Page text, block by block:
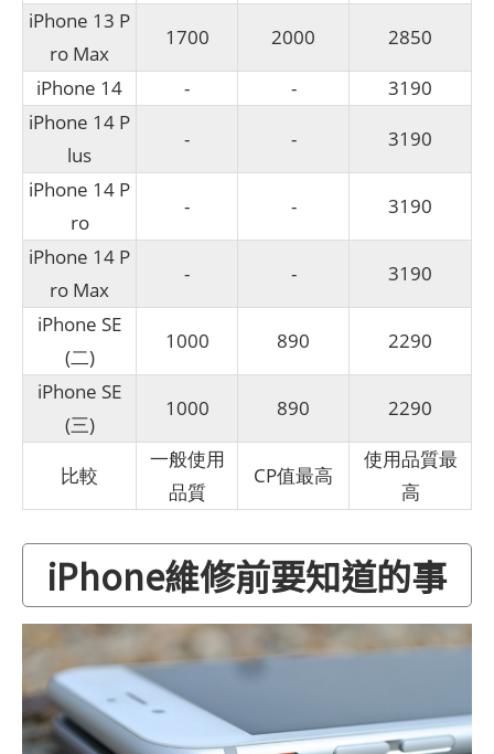
iPhone 13 P
ro Max
1700 2000
2850
iPhone 14
- -
3190
iPhone 14 P
lus
- -
3190
iPhone 14 P
ro
- -
3190
iPhone 14 P
ro Max
- -
3190
iPhone SE
(二)
1000 890
2290
iPhone SE
(三)
1000 890 2290
比較
一般使用
品質
CP值最高
使用品質最
高
iPhone維修前要知道的事